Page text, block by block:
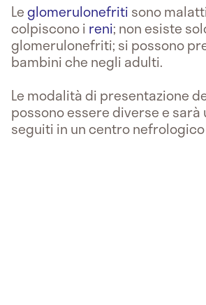
Leglomerulonefriti sono
colpiscono i reni; non esiste
glomerulonefriti; si possono
bambini che negli adulti.
Le modalità di presentazione
possono essere diverse e sarà
seguiti in un centro